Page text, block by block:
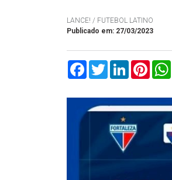
LANCE! / FUTEBOL LATINO
Publicado em: 27/03/2023
FacebookTwitterLinkedIn